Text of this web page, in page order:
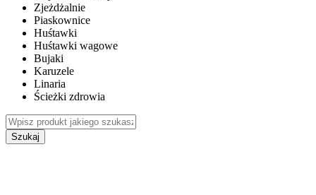
Zjeżdżalnie
Piaskownice
Huśtawki
Huśtawki wagowe
Bujaki
Karuzele
Linaria
Ścieżki zdrowia
Szukaj